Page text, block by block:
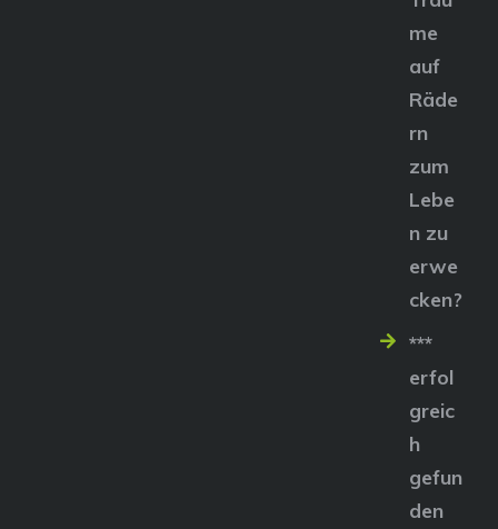
me
auf
Räde
rn
zum
Lebe
n zu
erwe
cken?
***
erfol
greic
h
gefun
den